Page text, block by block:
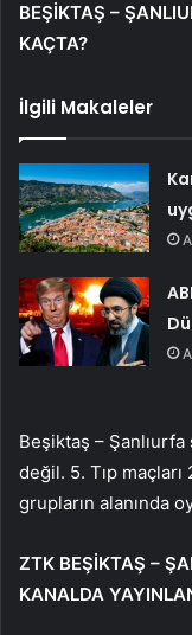
BEŞİKTAŞ –
KAÇTA?
İlgili Makaleler
Beşiktaş – Şanlıurfa
değil. 5. Tıp maçları
grupların alanında
ZTK BEŞİKTAŞ –
KANALDA